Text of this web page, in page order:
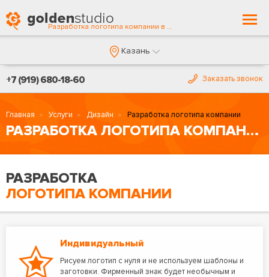
Разработка логотипа компании в Казани
Казань
+7 (919) 680-18-60 Заказать звонок
Главная Услуги Дизайн Разработка логотипа компании
РАЗРАБОТКА ЛОГОТИПА КОМПАНИИ
РАЗРАБОТКА
ЛОГОТИПА КОМПАНИИ
Индивидуальный
Рисуем логотип с нуля и не используем шаблоны и
заготовки. Фирменный знак будет необычным и